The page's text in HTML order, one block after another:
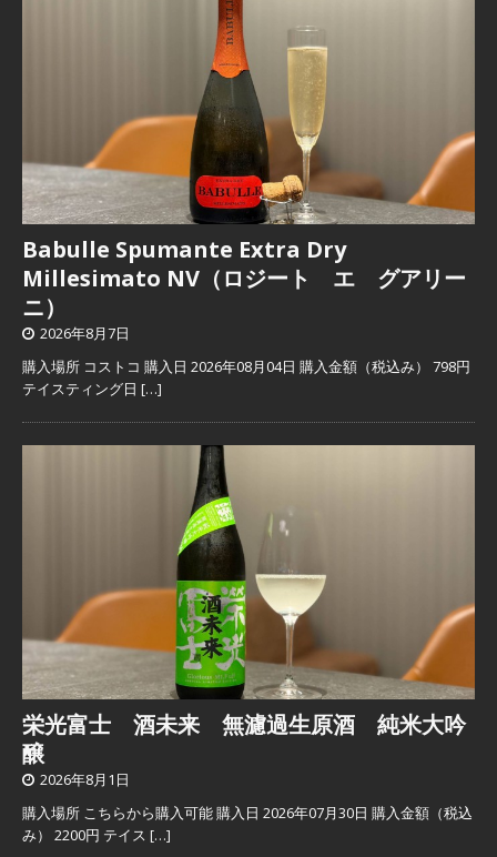
Babulle Spumante Extra Dry
Millesimato NV（ロジート エ グアリー
ニ）
2026年8月7日
購入場所 コストコ 購入日 2026年08月04日 購入金額（税込み） 798円
テイスティング日 […]
栄光富士 酒未来 無濾過生原酒 純米大吟
醸
2026年8月1日
購入場所 こちらから購入可能 購入日 2026年07月30日 購入金額（税込
み） 2200円 テイス […]